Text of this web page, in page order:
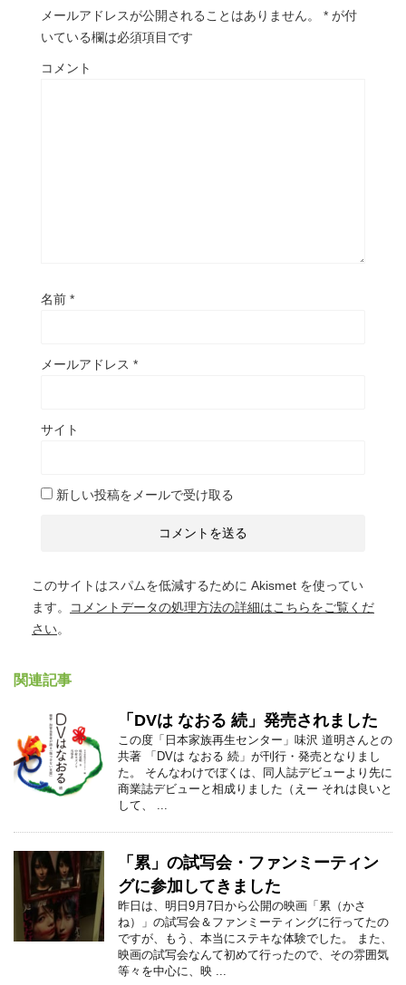
メールアドレスが公開されることはありません。 * が付
いている欄は必須項目です
コメント
名前 *
メールアドレス *
サイト
新しい投稿をメールで受け取る
このサイトはスパムを低減するために Akismet を使ってい
ます。
コメントデータの処理方法の詳細はこちらをご覧くだ
さい。
関連記事
「DVは なおる 続」発売されました
この度「日本家族再生センター」味沢 道明さんとの
共著 「DVは なおる 続」が刊行・発売となりまし
た。 そんなわけでぼくは、同人誌デビューより先に
商業誌デビューと相成りました（えー それは良いと
して、 ...
「累」の試写会・ファンミーティン
グに参加してきました
昨日は、明日9月7日から公開の映画「累（かさ
ね）」の試写会＆ファンミーティングに行ってたの
ですが、もう、本当にステキな体験でした。 また、
映画の試写会なんて初めて行ったので、その雰囲気
等々を中心に、映 ...